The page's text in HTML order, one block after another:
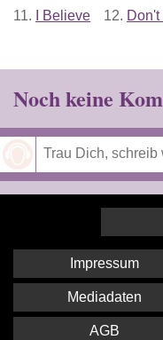
11. I Believe 12.
Noch keine
Impressum
Mediadaten
AGB